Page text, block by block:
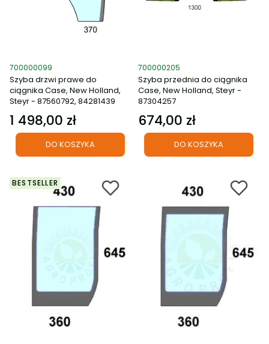
Kod produktu
700000099
Szyba drzwi prawe do
ciągnika Case, New Holland,
Steyr - 87560792, 84281439
Cena
1 498,00 zł
DO KOSZYKA
Kod produktu
700000205
Szyba przednia do ciągnika
Case, New Holland, Steyr -
87304257
Cena
674,00 zł
DO KOSZYKA
BESTSELLER